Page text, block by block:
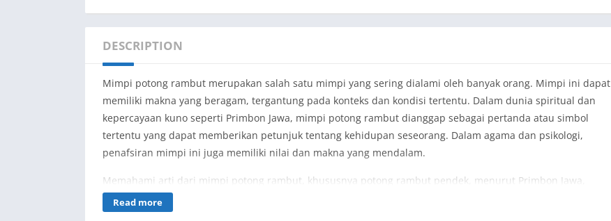
DESCRIPTION
Mimpi potong rambut merupakan salah satu mimpi yang sering dialami oleh banyak orang. Mimpi ini dapat
memiliki makna yang beragam, tergantung pada konteks dan kondisi tertentu. Dalam dunia spiritual dan
kepercayaan kuno seperti Primbon Jawa, mimpi potong rambut dianggap sebagai pertanda atau simbol
tertentu yang dapat memberikan petunjuk tentang kehidupan seseorang. Dalam agama dan psikologi,
penafsiran mimpi ini juga memiliki nilai dan makna yang mendalam.
Memahami arti dari mimpi potong rambut, khususnya potong rambut pendek, menurut Primbon Jawa,
agama, dan psikologi dapat memberikan wawasan yang lebih dalam tentang diri dan kehidupan seseorang.
Berikut ini adalah 15 arti mimpi potong rambut pendek menurut Primbon Jawa, agama, dan psikologi, serta
Read more